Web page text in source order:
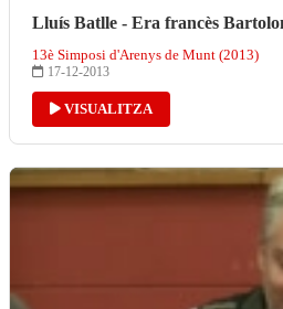
Lluís Batlle - Era francès
13è Simposi d'Arenys de Munt (2013)
17-12-2013
VISUALITZA